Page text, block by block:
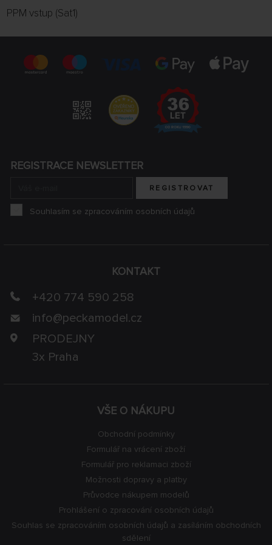
PPM vstup (Sat1)
VŠE O NÁKUPU
Obchodní podmínky
Formulář na vrácení zboží
Formulář pro reklamaci zboží
Možnosti dopravy a platby
Průvodce nákupem modelů
Prohlášení o zpracování osobních údajů
Souhlas se zpracováním osobních údajů a zasíláním obchodních
sdělení
KONTAKT
+420 774 590 258
info@peckamodel.cz
PRODEJNY
3x Praha
REGISTRACE NEWSLETTER
REGISTROVAT
Souhlasím se zpracováním osobních údajů